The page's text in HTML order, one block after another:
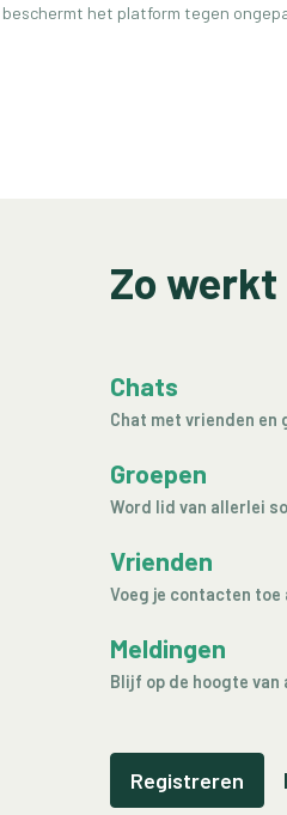
het platform tegen
Zo
Chats
Chat met vrienden en
Groepen
Word lid van allerlei
Vrienden
Voeg je contacten toe
Meldingen
Blijf op de hoogte
Registreren